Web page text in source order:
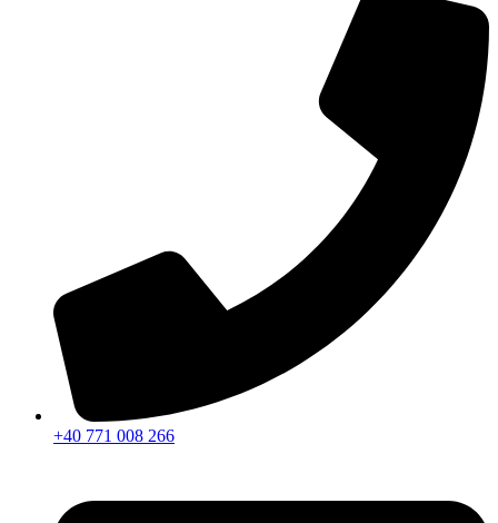
+40 771 008 266